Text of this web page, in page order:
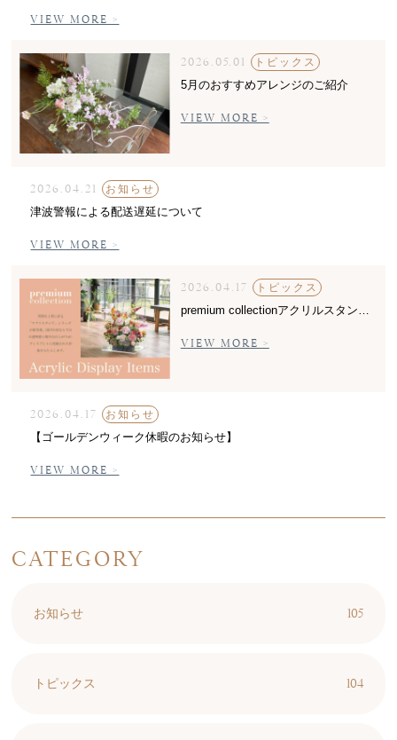
VIEW MORE >
2026.05.01 トピックス
5月のおすすめアレンジのご紹介
VIEW MORE >
2026.04.21 お知らせ
津波警報による配送遅延について
VIEW MORE >
2026.04.17 トピックス
VIEW MORE >
2026.04.17 お知らせ
【ゴールデンウィーク休暇のお知らせ】
VIEW MORE >
CATEGORY
お知らせ 105
トピックス 104